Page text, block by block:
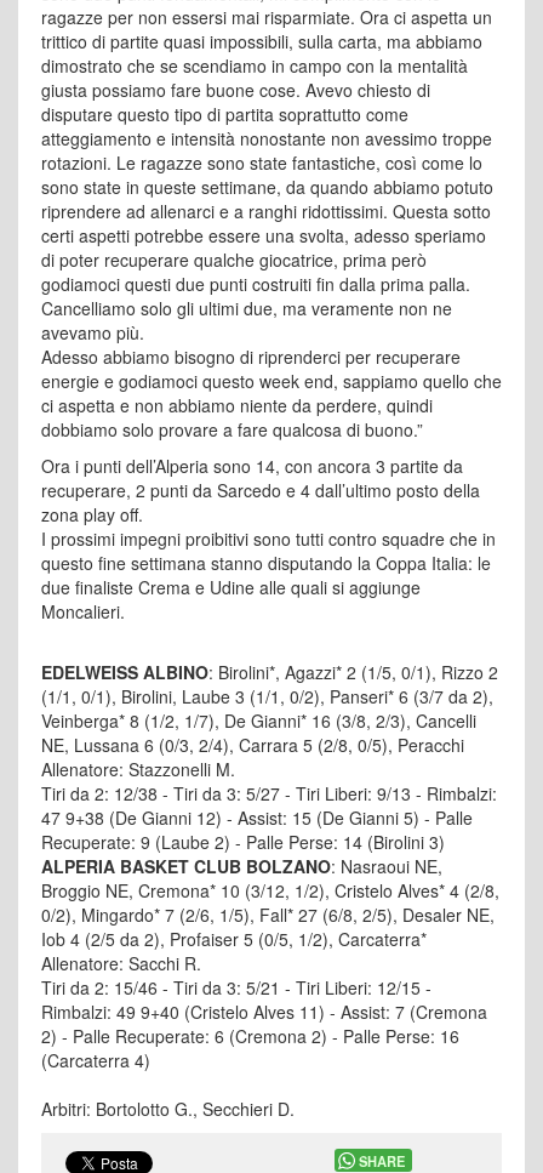
ragazze per non essersi mai risparmiate. Ora ci aspetta un
trittico di partite quasi impossibili, sulla carta, ma abbiamo
dimostrato che se scendiamo in campo con la mentalità
giusta possiamo fare buone cose. Avevo chiesto di
disputare questo tipo di partita soprattutto come
atteggiamento e intensità nonostante non avessimo troppe
rotazioni. Le ragazze sono state fantastiche, così come lo
sono state in queste settimane, da quando abbiamo potuto
riprendere ad allenarci e a ranghi ridottissimi. Questa sotto
certi aspetti potrebbe essere una svolta, adesso speriamo
di poter recuperare qualche giocatrice, prima però
godiamoci questi due punti costruiti fin dalla prima palla.
Cancelliamo solo gli ultimi due, ma veramente non ne
avevamo più.
Adesso abbiamo bisogno di riprenderci per recuperare
energie e godiamoci questo week end, sappiamo quello che
ci aspetta e non abbiamo niente da perdere, quindi
dobbiamo solo provare a fare qualcosa di buono.”
Ora i punti dell’Alperia sono 14, con ancora 3 partite da
recuperare, 2 punti da Sarcedo e 4 dall’ultimo posto della
zona play off.
I prossimi impegni proibitivi sono tutti contro squadre che in
questo fine settimana stanno disputando la Coppa Italia: le
due finaliste Crema e Udine alle quali si aggiunge
Moncalieri.
EDELWEISS ALBINO: Birolini*, Agazzi* 2 (1/5, 0/1), Rizzo 2
(1/1, 0/1), Birolini, Laube 3 (1/1, 0/2), Panseri* 6 (3/7 da 2),
Veinberga* 8 (1/2, 1/7), De Gianni* 16 (3/8, 2/3), Cancelli
NE, Lussana 6 (0/3, 2/4), Carrara 5 (2/8, 0/5), Peracchi
Allenatore: Stazzonelli M.
Tiri da 2: 12/38 - Tiri da 3: 5/27 - Tiri Liberi: 9/13 - Rimbalzi:
47 9+38 (De Gianni 12) - Assist: 15 (De Gianni 5) - Palle
Recuperate: 9 (Laube 2) - Palle Perse: 14 (Birolini 3)
ALPERIA BASKET CLUB BOLZANO: Nasraoui NE,
Broggio NE, Cremona* 10 (3/12, 1/2), Cristelo Alves* 4 (2/8,
0/2), Mingardo* 7 (2/6, 1/5), Fall* 27 (6/8, 2/5), Desaler NE,
Iob 4 (2/5 da 2), Profaiser 5 (0/5, 1/2), Carcaterra*
Allenatore: Sacchi R.
Tiri da 2: 15/46 - Tiri da 3: 5/21 - Tiri Liberi: 12/15 -
Rimbalzi: 49 9+40 (Cristelo Alves 11) - Assist: 7 (Cremona
2) - Palle Recuperate: 6 (Cremona 2) - Palle Perse: 16
(Carcaterra 4)
Arbitri: Bortolotto G., Secchieri D.
SHARE